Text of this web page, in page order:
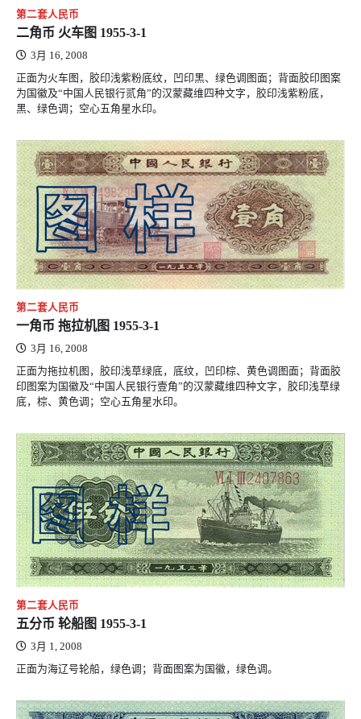
第二套人民币
二角币 火车图 1955-3-1
3月 16, 2008
正面为火车图，胶印浅紫粉底纹，凹印黑、绿色调图面；背面胶印图案
为国徽及“中国人民银行贰角”的汉蒙藏维四种文字，胶印浅紫粉底，
黑、绿色调；空心五角星水印。
第二套人民币
一角币 拖拉机图 1955-3-1
3月 16, 2008
正面为拖拉机图，胶印浅草绿底，底纹，凹印棕、黄色调图面；背面胶
印图案为国徽及“中国人民银行壹角”的汉蒙藏维四种文字，胶印浅草绿
底，棕、黄色调；空心五角星水印。
第二套人民币
五分币 轮船图 1955-3-1
3月 1, 2008
正面为海辽号轮船，绿色调；背面图案为国徽，绿色调。